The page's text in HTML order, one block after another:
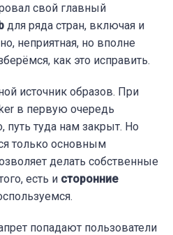
свой главный
для ряда стран, включая и
неприятная, но вполне
как это исправить.
источник образов. При
в первую очередь
путь туда нам закрыт. Но
только основным
делать собственные
есть и сторонние
попадают пользователи